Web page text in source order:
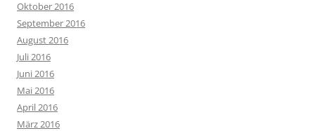
Oktober 2016
September 2016
August 2016
Juli 2016
Juni 2016
Mai 2016
April 2016
März 2016